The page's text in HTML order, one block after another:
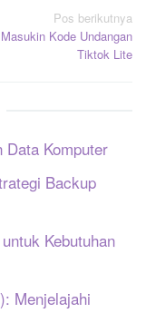
Pos berikutnya
Kode Undangan
Tiktok Lite
Data Komputer
Backup
Kebutuhan
Menjelajahi